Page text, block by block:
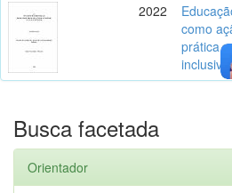
2022
como
prática
inclusiva
Busca facetada
Orientador